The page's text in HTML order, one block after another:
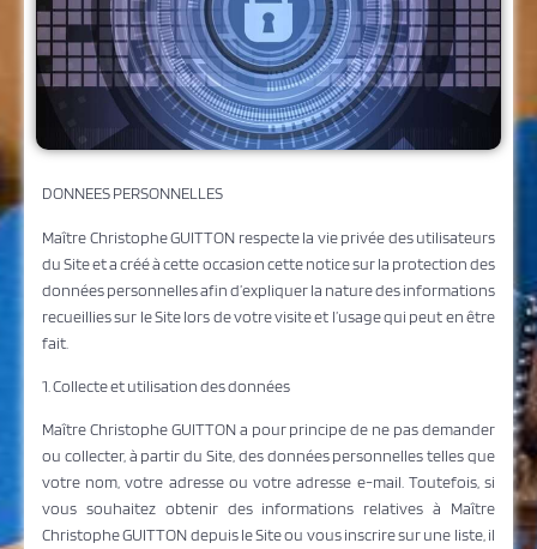
DONNEES PERSONNELLES
Maître Christophe GUITTON respecte la vie privée des utilisateurs
du Site et a créé à cette occasion cette notice sur la protection des
données personnelles afin d’expliquer la nature des informations
recueillies sur le Site lors de votre visite et l’usage qui peut en être
fait.
1. Collecte et utilisation des données
Maître Christophe GUITTON a pour principe de ne pas demander
ou collecter, à partir du Site, des données personnelles telles que
votre nom, votre adresse ou votre adresse e-mail. Toutefois, si
vous souhaitez obtenir des informations relatives à Maître
Christophe GUITTON depuis le Site ou vous inscrire sur une liste, il